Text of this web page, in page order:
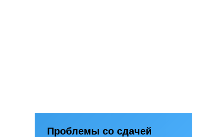
Проблемы со сдачей